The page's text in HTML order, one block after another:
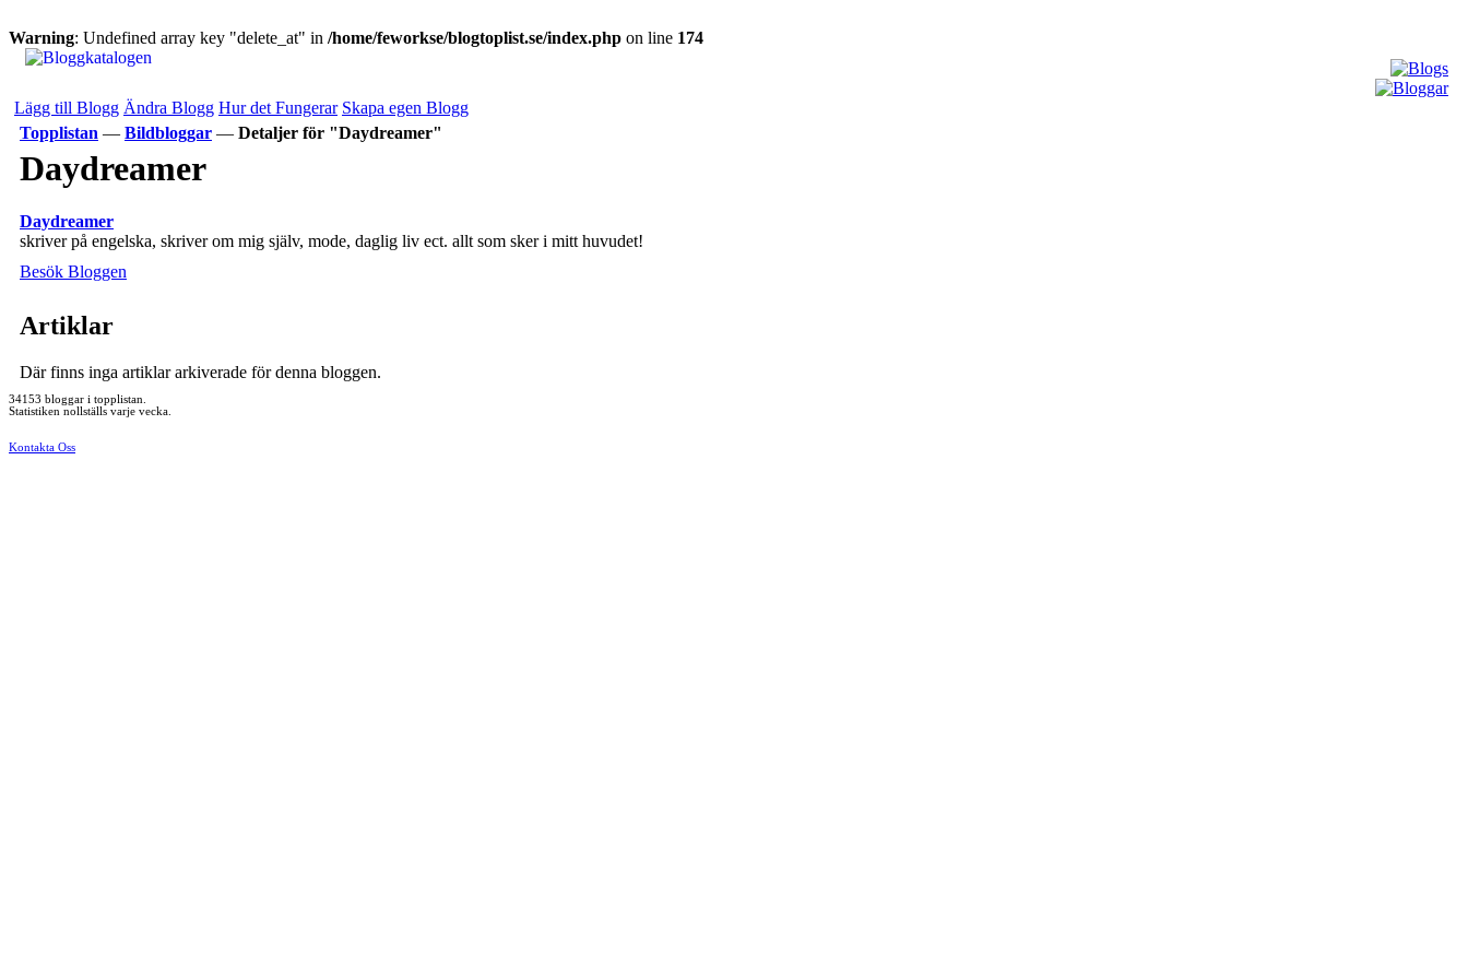
Warning: Undefined array key "delete_at" in /home/feworkse/blogtoplist.se/index.php on line 174
Lägg till Blogg Ändra Blogg Hur det Fungerar Skapa egen Blogg
Topplistan — Bildbloggar — Detaljer för "Daydreamer"
Daydreamer
Daydreamer
skriver på engelska, skriver om mig själv, mode, daglig liv ect. allt som sker i mitt huvudet!
Besök Bloggen
Artiklar
Där finns inga artiklar arkiverade för denna bloggen.
34153 bloggar i topplistan.
Statistiken nollställs varje vecka.
Kontakta Oss